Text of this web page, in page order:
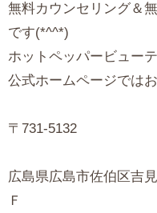
無料カウンセリング＆
です(*^^*)
ホットペッパービュー
公式ホームページでは
〒731-5132
広島県広島市佐伯区吉
Ｆ